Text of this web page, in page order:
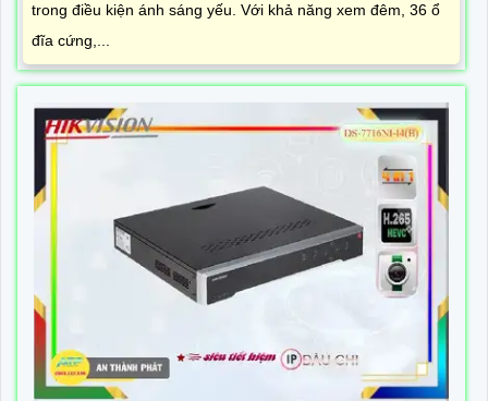
trong điều kiện ánh sáng yếu. Với khả năng xem đêm, 36 ổ
đĩa cứng,...